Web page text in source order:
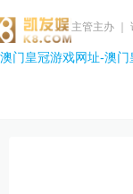
主管主办 ｜
澳门皇冠游戏网址-澳门